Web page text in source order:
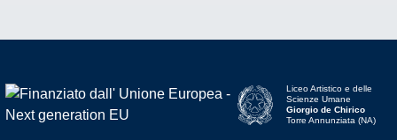
Liceo Artistico e delle
Scienze Umane
Giorgio de Chirico
Torre Annunziata (NA)